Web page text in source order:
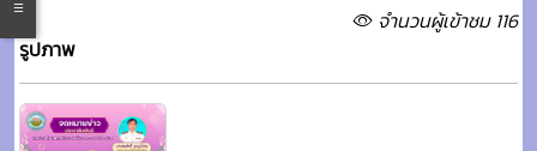
จำนวนผู้เข้าชม 116
รูปภาพ